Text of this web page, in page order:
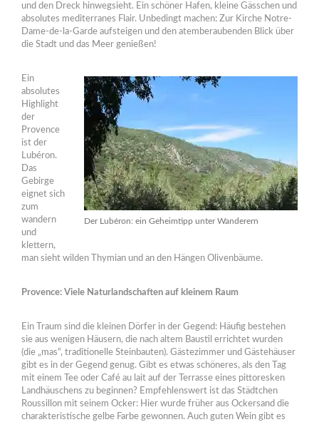
und den Dreck hinwegsieht. Ein schöner Hafen, kleine Gässchen und
absolutes mediterranes Flair. Unbedingt machen: Zur Kirche Notre-
Dame-de-la-Garde aufsteigen und den atemberaubenden Blick über
die Stadt und das Meer genießen!
Der Lubéron: ein Geheimtipp unter Wanderern
Ein
absolutes
Highlight
der
Provence
ist der
Lubéron.
Das
Gebirge
eignet sich
zum
wandern
und
klettern,
man sieht wilden Thymian und an den Hängen Olivenbäume.
Provence: Viele Naturlandschaften auf kleinem Raum
Ein Traum sind die kleinen Dörfer in der Gegend: Häufig bestehen
sie aus wenigen Häusern, die nach altem Baustil errichtet wurden
(die „mas“, traditionelle Steinbauten). Gästezimmer und Gästehäuser
gibt es in der Gegend genug. Gibt es etwas schöneres, als den Tag
mit einem Tee oder Café au lait auf der Terrasse eines pittoresken
Landhäuschens zu beginnen? Empfehlenswert ist das Städtchen
Roussillon mit seinem Ocker: Hier wurde früher aus Ockersand die
charakteristische gelbe Farbe gewonnen. Auch guten Wein gibt es